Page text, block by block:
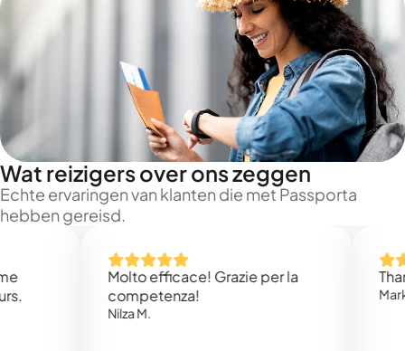
Wat reizigers over ons zeggen
Echte ervaringen van klanten die met Passporta
hebben gereisd.
Molto efficace! Grazie per la
competenza!
Thank